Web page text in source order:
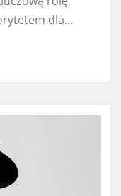
dla…